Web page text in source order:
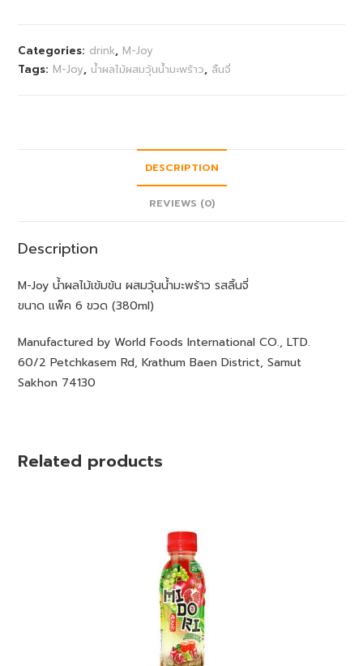
Categories: drink, M-Joy
Tags: M-Joy, น้ำผลไม้ผสมวุ้นน้ำมะพร้าว, ลิ้นจี่
DESCRIPTION
REVIEWS (0)
Description
M-Joy น้ำผลไม้เข้มข้น ผสมวุ้นน้ำมะพร้าว รสลิ้นจี่
ขนาด แพ็ค 6 ขวด (380ml)
Manufactured by World Foods International CO., LTD.
60/2 Petchkasem Rd, Krathum Baen District, Samut
Sakhon 74130
Related products